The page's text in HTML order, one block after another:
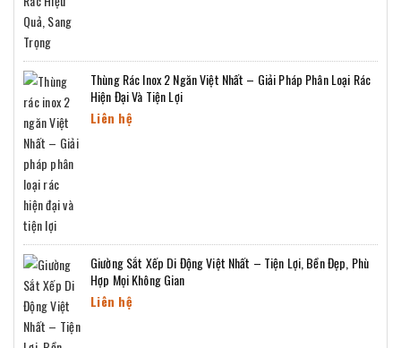
Thùng Rác Inox 2 Ngăn Việt Nhất – Giải Pháp Phân Loại Rác
Hiện Đại Và Tiện Lợi
Liên hệ
Giường Sắt Xếp Di Động Việt Nhất – Tiện Lợi, Bền Đẹp, Phù
Hợp Mọi Không Gian
Liên hệ